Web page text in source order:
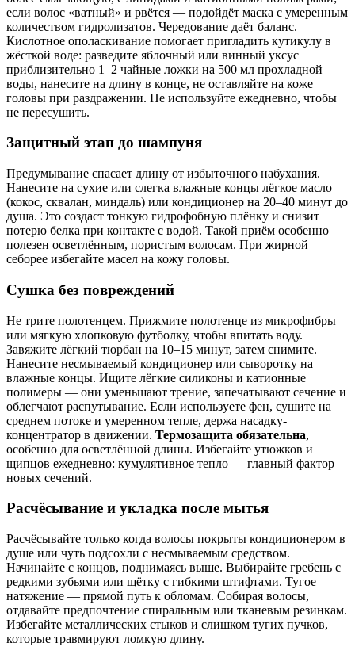
если волос «ватный» и рвётся — подойдёт маска с умеренным
количеством гидролизатов. Чередование даёт баланс.
Кислотное ополаскивание помогает пригладить кутикулу в
жёсткой воде: разведите яблочный или винный уксус
приблизительно 1–2 чайные ложки на 500 мл прохладной
воды, нанесите на длину в конце, не оставляйте на коже
головы при раздражении. Не используйте ежедневно, чтобы
не пересушить.
Защитный этап до шампуня
Предумывание спасает длину от избыточного набухания.
Нанесите на сухие или слегка влажные концы лёгкое масло
(кокос, сквалан, миндаль) или кондиционер на 20–40 минут до
душа. Это создаст тонкую гидрофобную плёнку и снизит
потерю белка при контакте с водой. Такой приём особенно
полезен осветлённым, пористым волосам. При жирной
себорее избегайте масел на кожу головы.
Сушка без повреждений
Не трите полотенцем. Прижмите полотенце из микрофибры
или мягкую хлопковую футболку, чтобы впитать воду.
Завяжите лёгкий тюрбан на 10–15 минут, затем снимите.
Нанесите несмываемый кондиционер или сыворотку на
влажные концы. Ищите лёгкие силиконы и катионные
полимеры — они уменьшают трение, запечатывают сечение и
облегчают распутывание. Если используете фен, сушите на
среднем потоке и умеренном тепле, держа насадку-
концентратор в движении. Термозащита обязательна,
особенно для осветлённой длины. Избегайте утюжков и
щипцов ежедневно: кумулятивное тепло — главный фактор
новых сечений.
Расчёсывание и укладка после мытья
Расчёсывайте только когда волосы покрыты кондиционером в
душе или чуть подсохли с несмываемым средством.
Начинайте с концов, поднимаясь выше. Выбирайте гребень с
редкими зубьями или щётку с гибкими штифтами. Тугое
натяжение — прямой путь к обломам. Собирая волосы,
отдавайте предпочтение спиральным или тканевым резинкам.
Избегайте металлических стыков и слишком тугих пучков,
которые травмируют ломкую длину.